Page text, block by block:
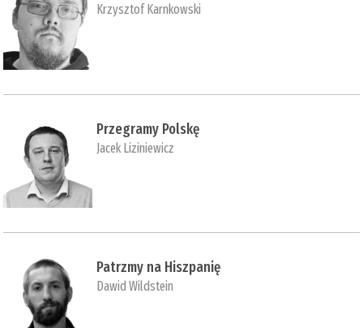
Krzysztof Karnkowski
Przegramy Polskę
Jacek Liziniewicz
Patrzmy na Hiszpanię
Dawid Wildstein